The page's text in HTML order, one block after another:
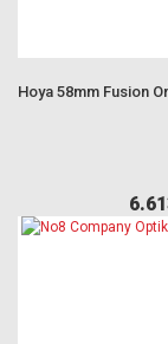
Hoya 58mm Fusion